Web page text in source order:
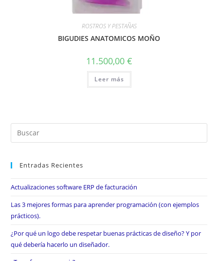
ROSTROS Y PESTAÑAS
BIGUDIES ANATOMICOS MOÑO
11.500,00 €
Leer más
Entradas Recientes
Actualizaciones software ERP de facturación
Las 3 mejores formas para aprender programación (con ejemplos
prácticos).
¿Por qué un logo debe respetar buenas prácticas de diseño? Y por
qué debería hacerlo un diseñador.